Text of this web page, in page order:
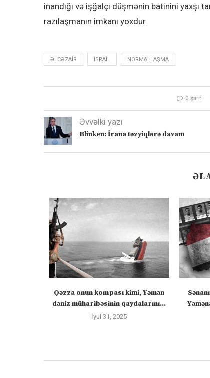
inandığı və işğalçı düşmənin batinini yaxşı
razılaşmanın imkanı yoxdur.
ƏLCƏZAIR İSRAIL NORMALLAŞMA
0 şərh
Əvvəlki yazı
Blinken: İrana təzyiqlərə davam
Qəzza onun kompası kimi, Yəmən
dəniz müharibəsinin qaydalarını...
İyul 31, 2025